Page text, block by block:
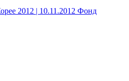
2012 | 10.11.2012 Фонд